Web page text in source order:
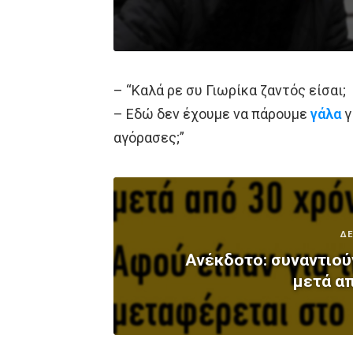
– “Kαλά ρε συ Γιωρίκα ζαντός είσαι;
– Εδώ δεν έχουμε να πάρουμε γάλα
αγόρασες;”
Ανέκδοτο:
μετά